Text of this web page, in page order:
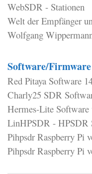
WebSDR - Stationen
Welt der Empfänger
Wolfgang
Software/
Red Pitaya Software
Charly25 SDR
Hermes-Lite
LinHPSDR - HPSDR
Pihpsdr Raspberry Pi
Pihpsdr Raspberry Pi